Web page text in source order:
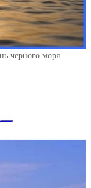
черного моря